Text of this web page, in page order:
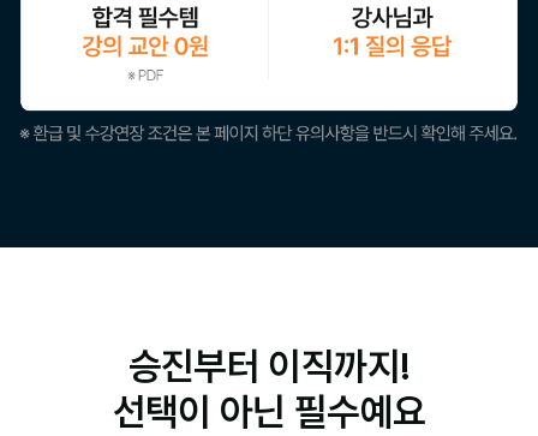
승진부터 이직까지!
선택이 아닌 필수예요